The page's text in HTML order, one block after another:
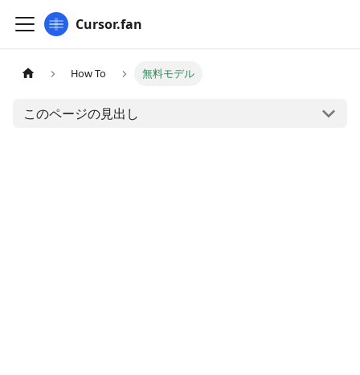
Cursor.fan
How To 無料モデル
このページの見出し